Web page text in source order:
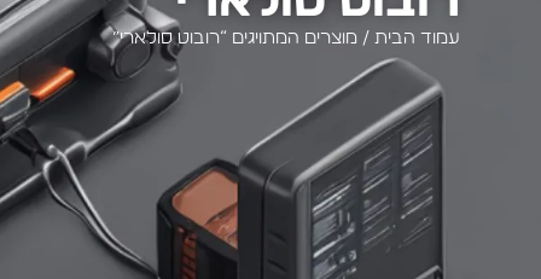
עמוד הבית / מוצרים המתויגים “רובוט סולארי”